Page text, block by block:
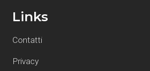
Links
Contatti
Privacy